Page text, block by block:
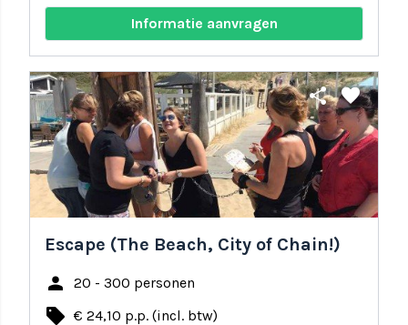
Informatie aanvragen
share favorite
Escape (The Beach, City of Chain!)
person 20 - 300 personen
local_offer € 24,10 p.p. (incl. btw)